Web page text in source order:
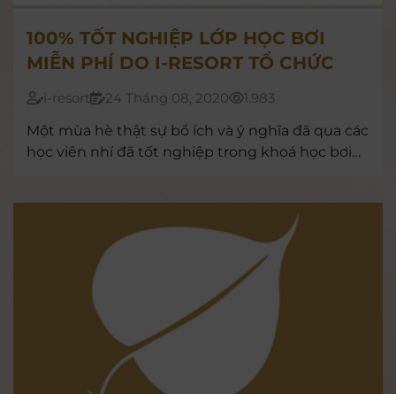
100% TỐT NGHIỆP LỚP HỌC BƠI
MIỄN PHÍ DO I-RESORT TỔ CHỨC
i-resort 24 Tháng 08, 2020
1.983
Một mùa hè thật sự bổ ích và ý nghĩa đã qua các
học viên nhí đã tốt nghiệp trong khoá học bơi